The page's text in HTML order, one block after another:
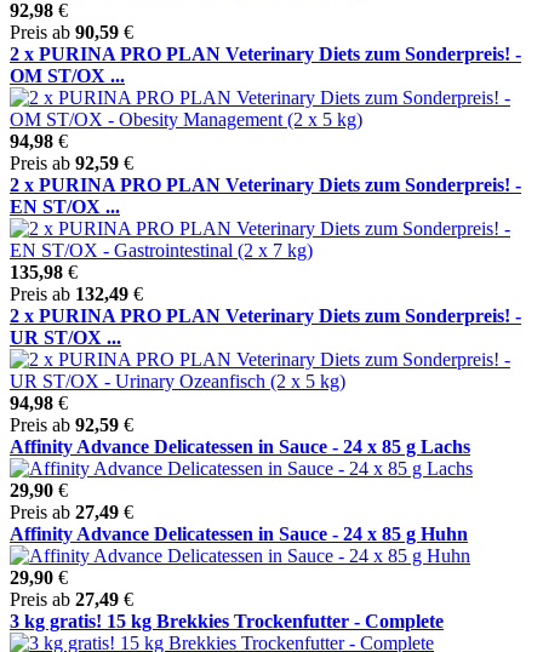
92,98 €
Preis ab 90,59 €
2 x PURINA PRO PLAN Veterinary Diets zum Sonderpreis! -
OM ST/OX ...
94,98 €
Preis ab 92,59 €
2 x PURINA PRO PLAN Veterinary Diets zum Sonderpreis! -
EN ST/OX ...
135,98 €
Preis ab 132,49 €
2 x PURINA PRO PLAN Veterinary Diets zum Sonderpreis! -
UR ST/OX ...
94,98 €
Preis ab 92,59 €
Affinity Advance Delicatessen in Sauce - 24 x 85 g Lachs
29,90 €
Preis ab 27,49 €
Affinity Advance Delicatessen in Sauce - 24 x 85 g Huhn
29,90 €
Preis ab 27,49 €
3 kg gratis! 15 kg Brekkies Trockenfutter - Complete